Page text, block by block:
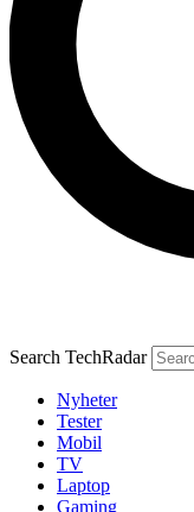
Search TechRadar
Nyheter
Tester
Mobil
TV
Laptop
Gaming